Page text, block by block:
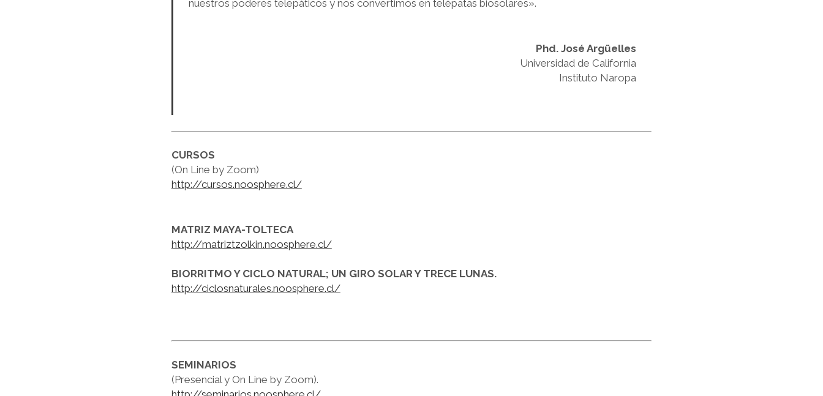
nuestros poderes telepáticos y nos convertimos en telépatas biosolares».
Phd. José Argüelles
Universidad de California
Instituto Naropa
CURSOS
(On Line by Zoom)
http://cursos.noosphere.cl/
MATRIZ MAYA-TOLTECA
http://matriztzolkin.noosphere.cl/
BIORRITMO Y CICLO NATURAL; UN GIRO SOLAR Y TRECE LUNAS.
http://ciclosnaturales.noosphere.cl/
SEMINARIOS
(Presencial y On Line by Zoom).